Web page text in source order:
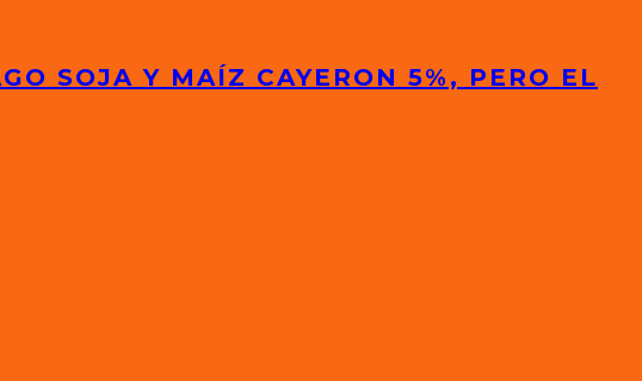
SOJA Y MAÍZ CAYERON 5%, PERO EL